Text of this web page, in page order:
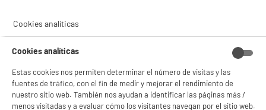
Cookies analíticas
Cookies analíticas
Estas cookies nos permiten determinar el número de visitas y las
fuentes de tráfico, con el fin de medir y mejorar el rendimiento de
nuestro sitio web. También nos ayudan a identificar las páginas más /
menos visitadas y a evaluar cómo los visitantes navegan por el sitio web.